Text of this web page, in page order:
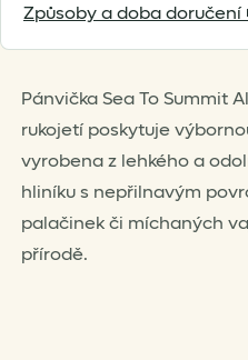
Pánvička Sea To Summit
rukojetí poskytuje
vyrobena z lehkého a
hliníku s nepřilnavým
palačinek či míchaných
přírodě.
Způsoby a doba doručení